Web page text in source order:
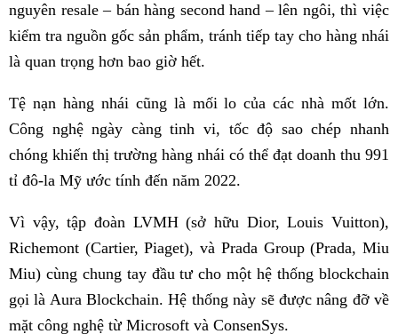
nguyên resale – bán hàng second hand – lên ngôi, thì việc
kiểm tra nguồn gốc sản phẩm, tránh tiếp tay cho hàng nhái
là quan trọng hơn bao giờ hết.
Tệ nạn hàng nhái cũng là mối lo của các nhà mốt lớn.
Công nghệ ngày càng tinh vi, tốc độ sao chép nhanh
chóng khiến thị trường hàng nhái có thể đạt doanh thu 991
tỉ đô-la Mỹ ước tính đến năm 2022.
Vì vậy, tập đoàn LVMH (sở hữu Dior, Louis Vuitton),
Richemont (Cartier, Piaget), và Prada Group (Prada, Miu
Miu) cùng chung tay đầu tư cho một hệ thống blockchain
gọi là Aura Blockchain. Hệ thống này sẽ được nâng đỡ về
mặt công nghệ từ Microsoft và ConsenSys.